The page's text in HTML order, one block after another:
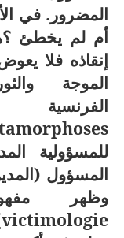
المضرور. في
أم لم يخطئ
إنقاذه فلا
الموجة
للمسؤولية
المسؤول
وظهر
victimologie